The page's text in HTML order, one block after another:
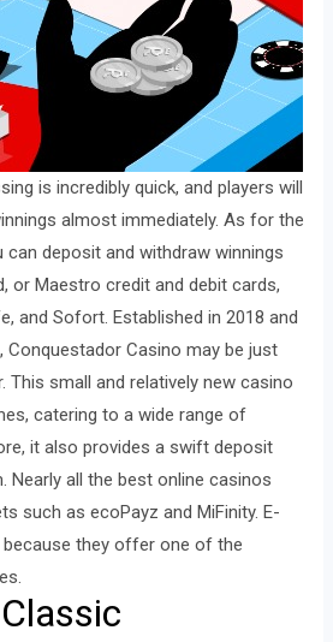
is incredibly quick, and players will
almost immediately. As for the
deposit and withdraw winnings
or Maestro credit and debit cards,
and Sofort. Established in 2018 and
Casino may be just
This small and relatively new casino
catering to a wide range of
it also provides a swift deposit
Nearly all the best online casinos
such as ecoPayz and MiFinity. E-
they offer one of the